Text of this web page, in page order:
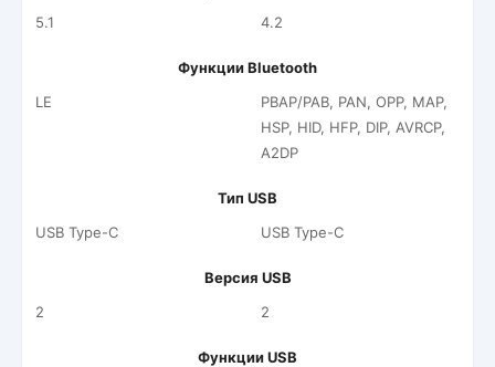
5.1
4.2
Функции Bluetooth
LE
PBAP/PAB, PAN, OPP, MAP,
HSP, HID, HFP, DIP, AVRCP,
A2DP
Тип USB
USB Type-C
USB Type-C
Версия USB
2
2
Функции USB